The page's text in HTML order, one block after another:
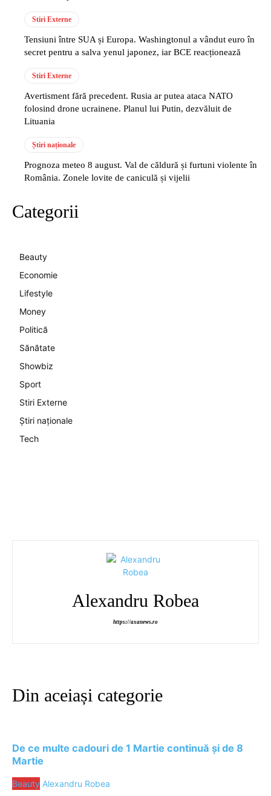
Stiri Externe
Tensiuni între SUA și Europa. Washingtonul a vândut euro în
secret pentru a salva yenul japonez, iar BCE reacționează
Stiri Externe
Avertisment fără precedent. Rusia ar putea ataca NATO
folosind drone ucrainene. Planul lui Putin, dezvăluit de
Lituania
Știri naționale
Prognoza meteo 8 august. Val de căldură și furtuni violente în
România. Zonele lovite de caniculă și vijelii
Categorii
Beauty
Economie
Lifestyle
Money
Politică
Sănătate
Showbiz
Sport
Stiri Externe
Știri naționale
Tech
Alexandru Robea
https://axanews.ro
Din aceiași categorie
De ce multe cadouri de 1 Martie continuă și de 8
Martie
Beauty Alexandru Robea